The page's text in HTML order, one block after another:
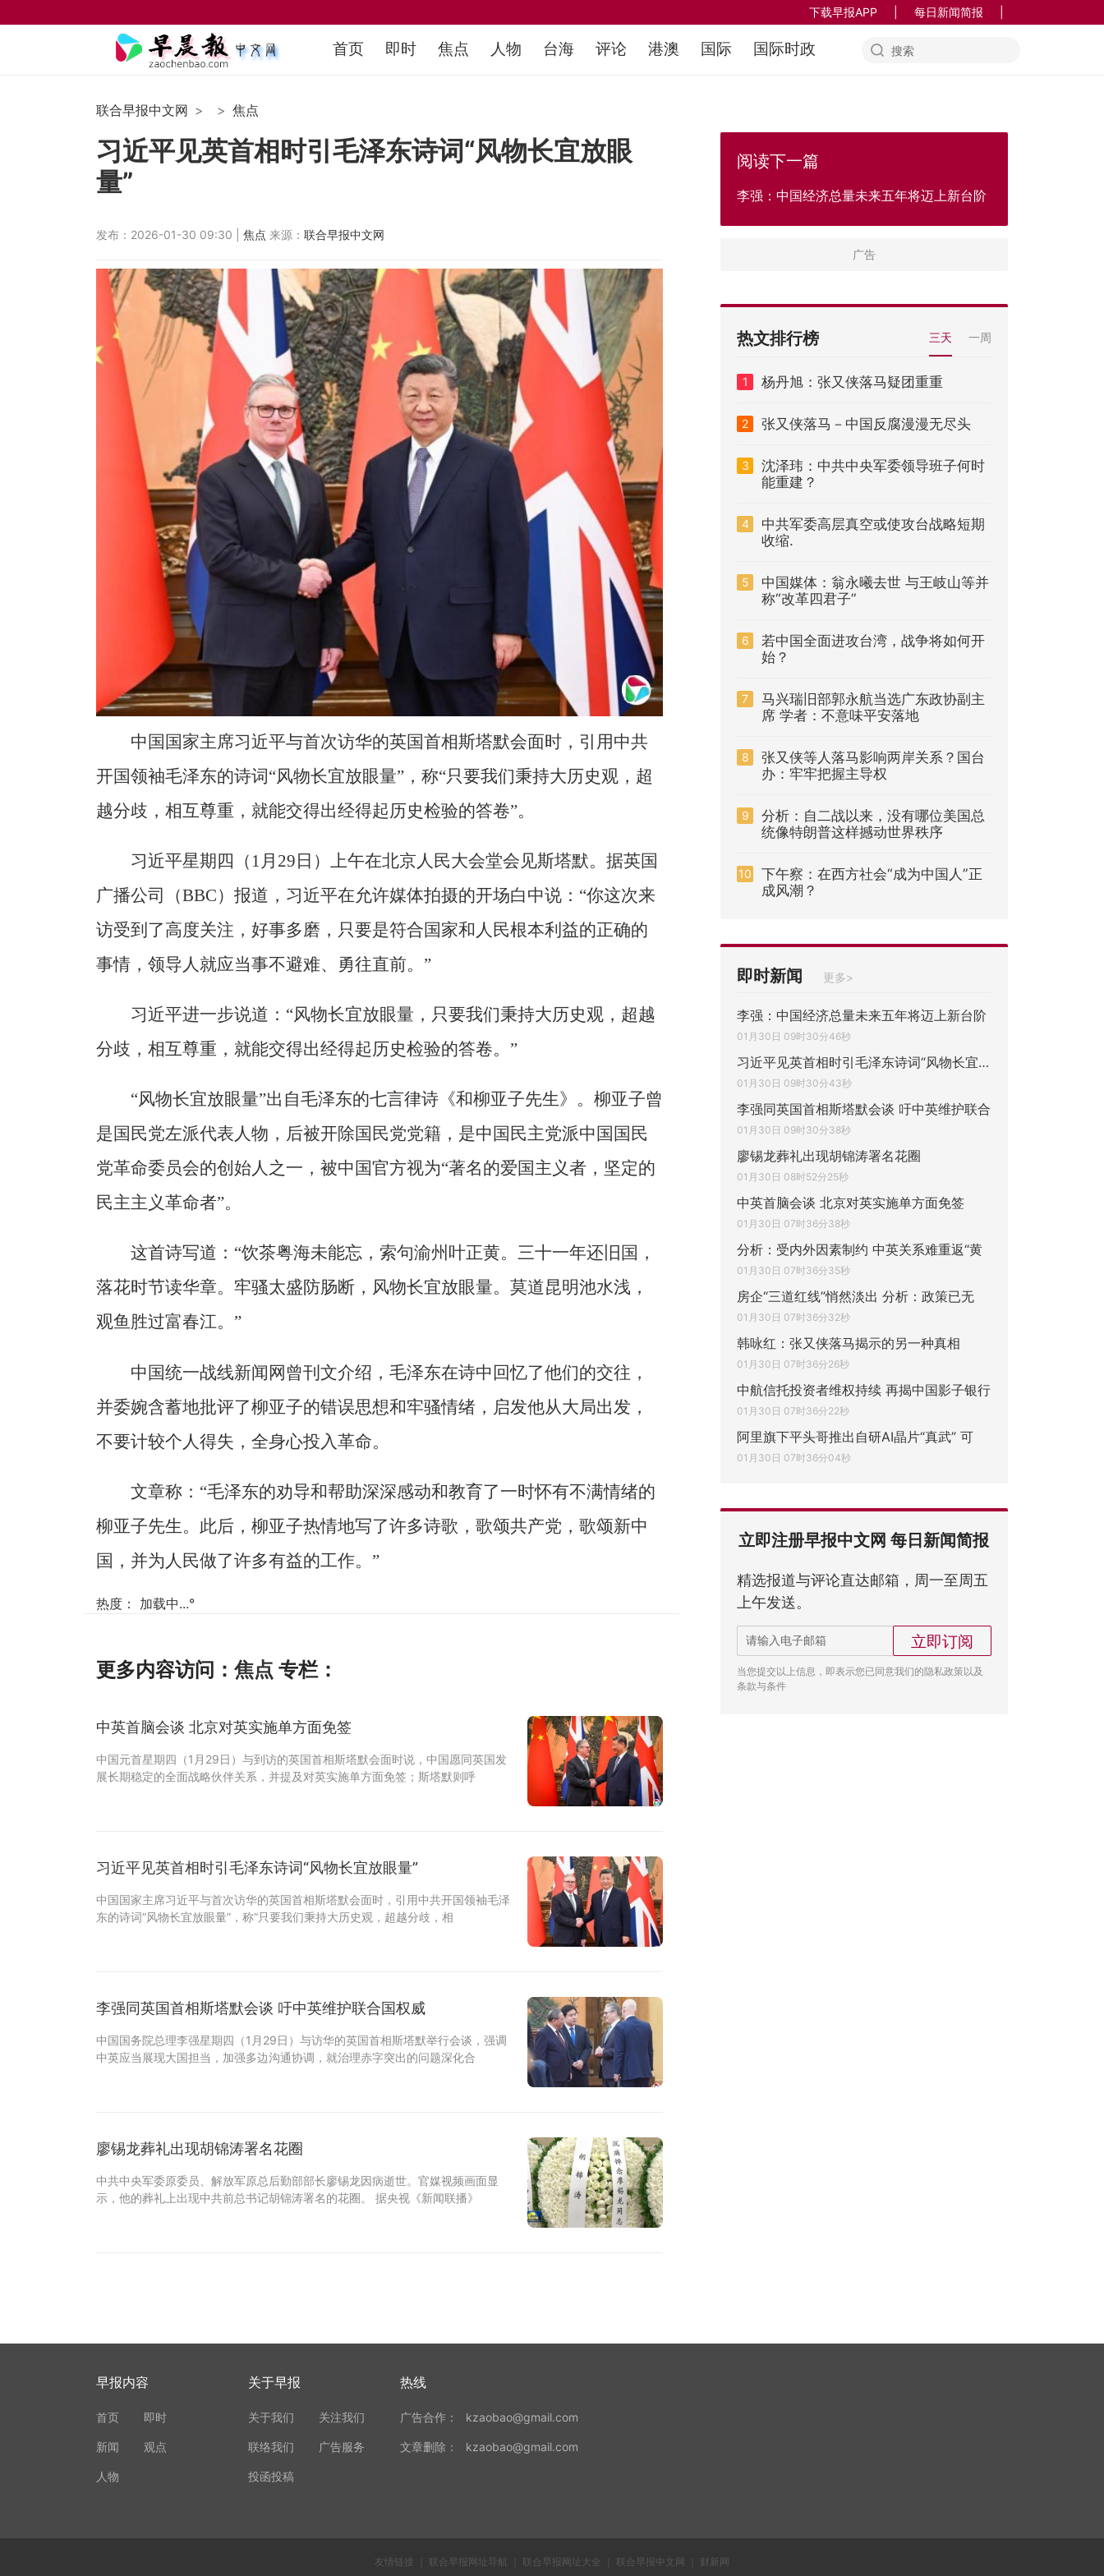
下载早报APP 每日新闻简报
首页 即时 焦点 人物 台海 评论 港澳 国际 国际时政
联合早报中文网 焦点
习近平见英首相时引毛泽东诗词“风物长宜放眼
量”
发布：2026-01-30 09:30 | 焦点 来源： 联合早报中文网
中国国家主席习近平与首次访华的英国首相斯塔默会面时，引用中共
开国领袖毛泽东的诗词“风物长宜放眼量”，称“只要我们秉持大历史观，超
越分歧，相互尊重，就能交得出经得起历史检验的答卷”。
习近平星期四（1月29日）上午在北京人民大会堂会见斯塔默。据英国
广播公司（BBC）报道，习近平在允许媒体拍摄的开场白中说：“你这次来
访受到了高度关注，好事多磨，只要是符合国家和人民根本利益的正确的
事情，领导人就应当事不避难、勇往直前。”
习近平进一步说道：“风物长宜放眼量，只要我们秉持大历史观，超越
分歧，相互尊重，就能交得出经得起历史检验的答卷。”
“风物长宜放眼量”出自毛泽东的七言律诗《和柳亚子先生》。柳亚子曾
是国民党左派代表人物，后被开除国民党党籍，是中国民主党派中国国民
党革命委员会的创始人之一，被中国官方视为“著名的爱国主义者，坚定的
民主主义革命者”。
这首诗写道：“饮茶粤海未能忘，索句渝州叶正黄。三十一年还旧国，
落花时节读华章。牢骚太盛防肠断，风物长宜放眼量。莫道昆明池水浅，
观鱼胜过富春江。”
中国统一战线新闻网曾刊文介绍，毛泽东在诗中回忆了他们的交往，
并委婉含蓄地批评了柳亚子的错误思想和牢骚情绪，启发他从大局出发，
不要计较个人得失，全身心投入革命。
文章称：“毛泽东的劝导和帮助深深感动和教育了一时怀有不满情绪的
柳亚子先生。此后，柳亚子热情地写了许多诗歌，歌颂共产党，歌颂新中
国，并为人民做了许多有益的工作。”
热度： 加载中...°
更多内容访问： 焦点 专栏：
中英首脑会谈 北京对英实施单方面免签
中国元首星期四（1月29日）与到访的英国首相斯塔默会面时说，中国愿同英国发
展长期稳定的全面战略伙伴关系，并提及对英实施单方面免签；斯塔默则呼
习近平见英首相时引毛泽东诗词“风物长宜放眼量”
中国国家主席习近平与首次访华的英国首相斯塔默会面时，引用中共开国领袖毛泽
东的诗词“风物长宜放眼量”，称“只要我们秉持大历史观，超越分歧，相
李强同英国首相斯塔默会谈 吁中英维护联合国权威
中国国务院总理李强星期四（1月29日）与访华的英国首相斯塔默举行会谈，强调
中英应当展现大国担当，加强多边沟通协调，就治理赤字突出的问题深化合
廖锡龙葬礼出现胡锦涛署名花圈
中共中央军委原委员、解放军原总后勤部部长廖锡龙因病逝世。官媒视频画面显
示，他的葬礼上出现中共前总书记胡锦涛署名的花圈。 据央视《新闻联播》
阅读下一篇
李强：中国经济总量未来五年将迈上新台阶
热文排行榜 三天 一周
1 杨丹旭：张又侠落马疑团重重
2 张又侠落马－中国反腐漫漫无尽头
3
沈泽玮：中共中央军委领导班子何时
能重建？
4
中共军委高层真空或使攻台战略短期
收缩.
5
中国媒体：翁永曦去世 与王岐山等并
称“改革四君子”
6
若中国全面进攻台湾，战争将如何开
始？
7
马兴瑞旧部郭永航当选广东政协副主
席 学者：不意味平安落地
8
张又侠等人落马影响两岸关系？国台
办：牢牢把握主导权
9
分析：自二战以来，没有哪位美国总
统像特朗普这样撼动世界秩序
10
下午察：在西方社会“成为中国人”正
成风潮？
即时新闻 更多>
李强：中国经济总量未来五年将迈上新台阶
01月30日 09时30分46秒
习近平见英首相时引毛泽东诗词“风物长宜放
01月30日 09时30分43秒
李强同英国首相斯塔默会谈 吁中英维护联合
01月30日 09时30分38秒
廖锡龙葬礼出现胡锦涛署名花圈
01月30日 08时52分25秒
中英首脑会谈 北京对英实施单方面免签
01月30日 07时36分38秒
分析：受内外因素制约 中英关系难重返“黄
01月30日 07时36分35秒
房企“三道红线”悄然淡出 分析：政策已无
01月30日 07时36分32秒
韩咏红：张又侠落马揭示的另一种真相
01月30日 07时36分26秒
中航信托投资者维权持续 再揭中国影子银行
01月30日 07时36分22秒
阿里旗下平头哥推出自研AI晶片“真武” 可
01月30日 07时36分04秒
立即注册早报中文网 每日新闻简报
精选报道与评论直达邮箱，周一至周五
上午发送。
立即订阅
当您提交以上信息，即表示您已同意我们的隐私政策以及
条款与条件
早报内容
首页 即时
新闻 观点
人物
关于早报
关于我们 关注我们
联络我们 广告服务
投函投稿
热线
广告合作： kzaobao@gmail.com
文章删除： kzaobao@gmail.com
友情链接 联合早报网址导航 联合早报网址大全 联合早报中文网 财新网